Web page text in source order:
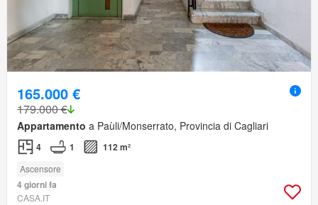
165.000 €
179.000 €
Appartamento a Paùli/Monserrato, Provincia di Cagliari
4 1 112 m²
Ascensore
4 giorni fa
CASA.IT